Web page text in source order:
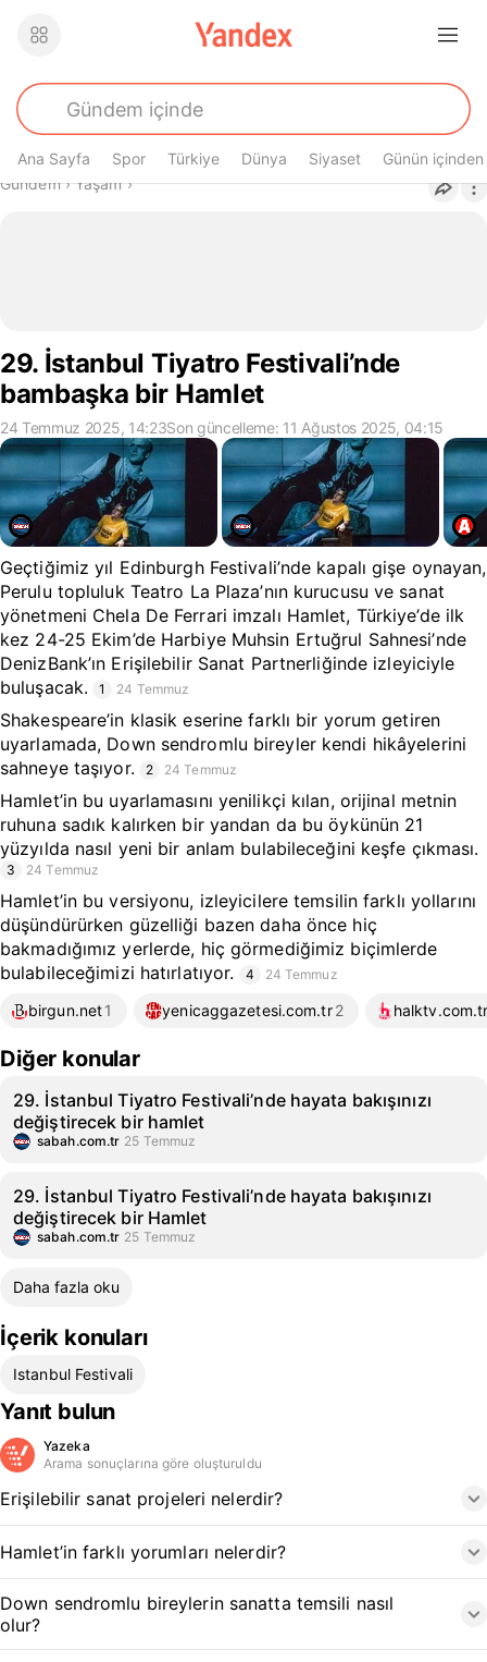
Ana Sayfa Spor Türkiye Dünya Siyaset Günün içinden
Buradasın
Gündem› Yaşam›
29. İstanbul Tiyatro Festivali’nde
bambaşka bir Hamlet
24 Temmuz 2025, 14:23Son güncelleme: 11 Ağustos 2025, 04:15
Geçtiğimiz yıl Edinburgh Festivali’nde kapalı gişe oynayan,
Perulu topluluk Teatro La Plaza’nın kurucusu ve sanat
yönetmeni Chela De Ferrari imzalı Hamlet, Türkiye’de ilk
kez 24-25 Ekim’de Harbiye Muhsin Ertuğrul Sahnesi’nde
DenizBank’ın Erişilebilir Sanat Partnerliğinde izleyiciyle
buluşacak.
1 24 Temmuz
Shakespeare’in klasik eserine farklı bir yorum getiren
uyarlamada, Down sendromlu bireyler kendi hikâyelerini
sahneye taşıyor.
2 24 Temmuz
Hamlet’in bu uyarlamasını yenilikçi kılan, orijinal metnin
ruhuna sadık kalırken bir yandan da bu öykünün 21
yüzyılda nasıl yeni bir anlam bulabileceğini keşfe çıkması.
3 24 Temmuz
Hamlet’in bu versiyonu, izleyicilere temsilin farklı yollarını
düşündürürken güzelliği bazen daha önce hiç
bakmadığımız yerlerde, hiç görmediğimiz biçimlerde
bulabileceğimizi hatırlatıyor.
4 24 Temmuz
birgun.net1 yenicaggazetesi.com.tr2
Diğer konular
29. İstanbul Tiyatro Festivali’nde hayata bakışınızı
değiştirecek bir hamlet
sabah.com.tr 25 Temmuz
29. İstanbul Tiyatro Festivali’nde hayata bakışınızı
değiştirecek bir Hamlet
sabah.com.tr 25 Temmuz
Daha fazla oku
İçerik konuları
Istanbul Festivali
Yanıt bulun
Yazeka
Arama sonuçlarına göre oluşturuldu
Erişilebilir sanat projeleri nelerdir?
Hamlet’in farklı yorumları nelerdir?
Down sendromlu bireylerin sanatta temsili nasıl
olur?